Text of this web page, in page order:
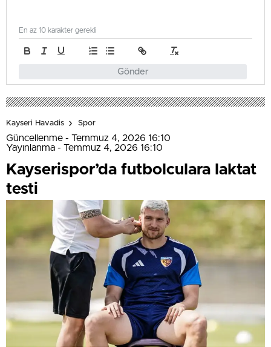
Gönder
En az 10 karakter gerekli
Kayseri Havadis Spor
Güncellenme - Temmuz 4, 2026 16:10
Yayınlanma - Temmuz 4, 2026 16:10
Kayserispor’da futbolculara laktat
testi